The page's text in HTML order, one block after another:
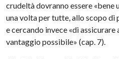
crudeltà dovranno essere «bene
una volta per tutte, allo scopo di
e cercando invece «di
vantaggio possibile» (cap. 7).